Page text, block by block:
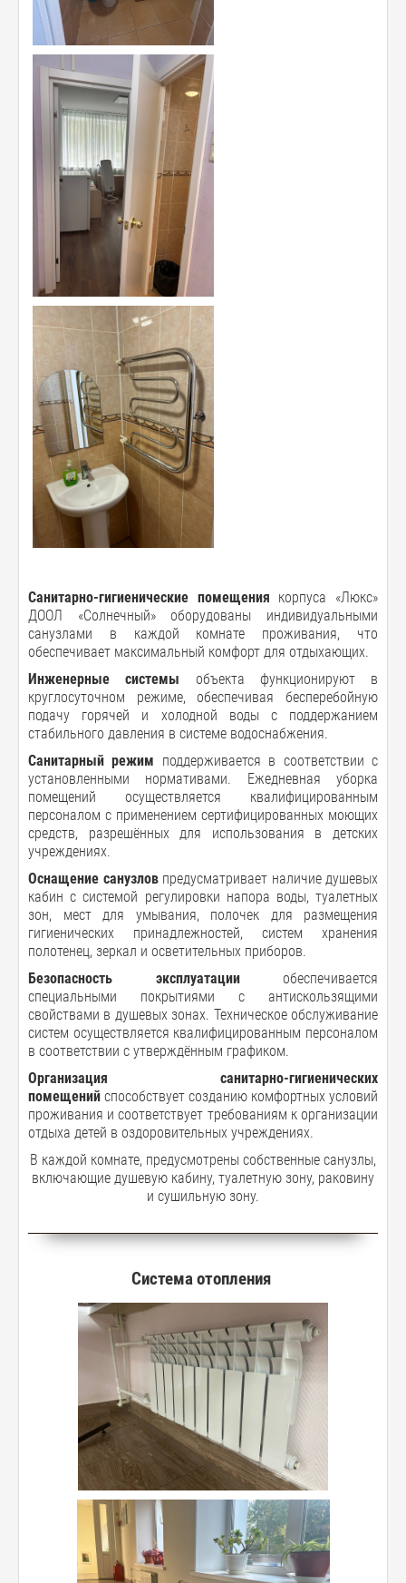
Санитарно-гигиенические помещения корпуса «Люкс»
ДООЛ «Солнечный» оборудованы индивидуальными
санузлами в каждой комнате проживания, что
обеспечивает максимальный комфорт для отдыхающих.
Инженерные системы объекта функционируют в
круглосуточном режиме, обеспечивая бесперебойную
подачу горячей и холодной воды с поддержанием
стабильного давления в системе водоснабжения.
Санитарный режим поддерживается в соответствии с
установленными нормативами. Ежедневная уборка
помещений осуществляется квалифицированным
персоналом с применением сертифицированных моющих
средств, разрешённых для использования в детских
учреждениях.
Оснащение санузловпредусматривает наличие душевых
кабин с системой регулировки напора воды, туалетных
зон, мест для умывания, полочек для размещения
гигиенических принадлежностей, систем хранения
полотенец, зеркал и осветительных приборов.
Безопасность эксплуатацииобеспечивается
специальными покрытиями с антискользящими
свойствами в душевых зонах. Техническое обслуживание
систем осуществляется квалифицированным персоналом
в соответствии с утверждённым графиком.
Организация санитарно-гигиенических
помещений способствует созданию комфортных условий
проживания и соответствует требованиям к организации
отдыха детей в оздоровительных учреждениях.
В каждой комнате, предусмотрены собственные санузлы,
включающие душевую кабину, туалетную зону, раковину
и сушильную зону.
Система отопления